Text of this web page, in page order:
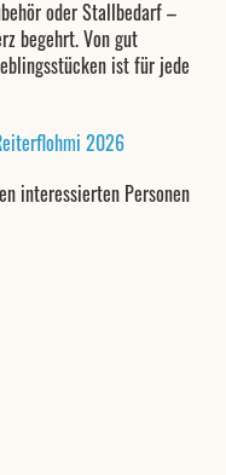
oder Stallbedarf –
begehrt. Von gut
ist für jede
2026
interessierten Personen